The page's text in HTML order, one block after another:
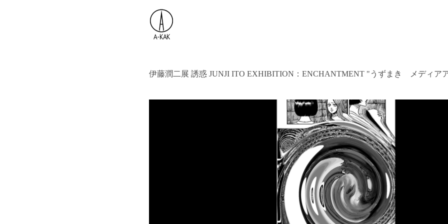
伊藤潤二展 誘惑 JUNJI ITO EXHIBITION：ENCHANTMENT "うずまき メディア